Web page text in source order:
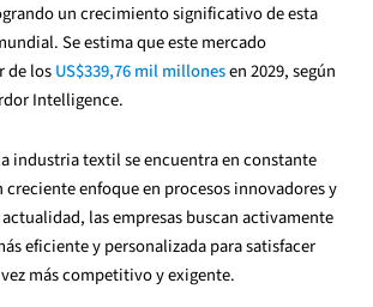
un crecimiento significativo de esta
Se estima que este mercado
de losUS$339,76 mil millonesen 2029, según
Intelligence.
industria textil se encuentra en constante
enfoque en procesos innovadores y
las empresas buscan activamente
eficiente y personalizada para satisfacer
más competitivo y exigente.